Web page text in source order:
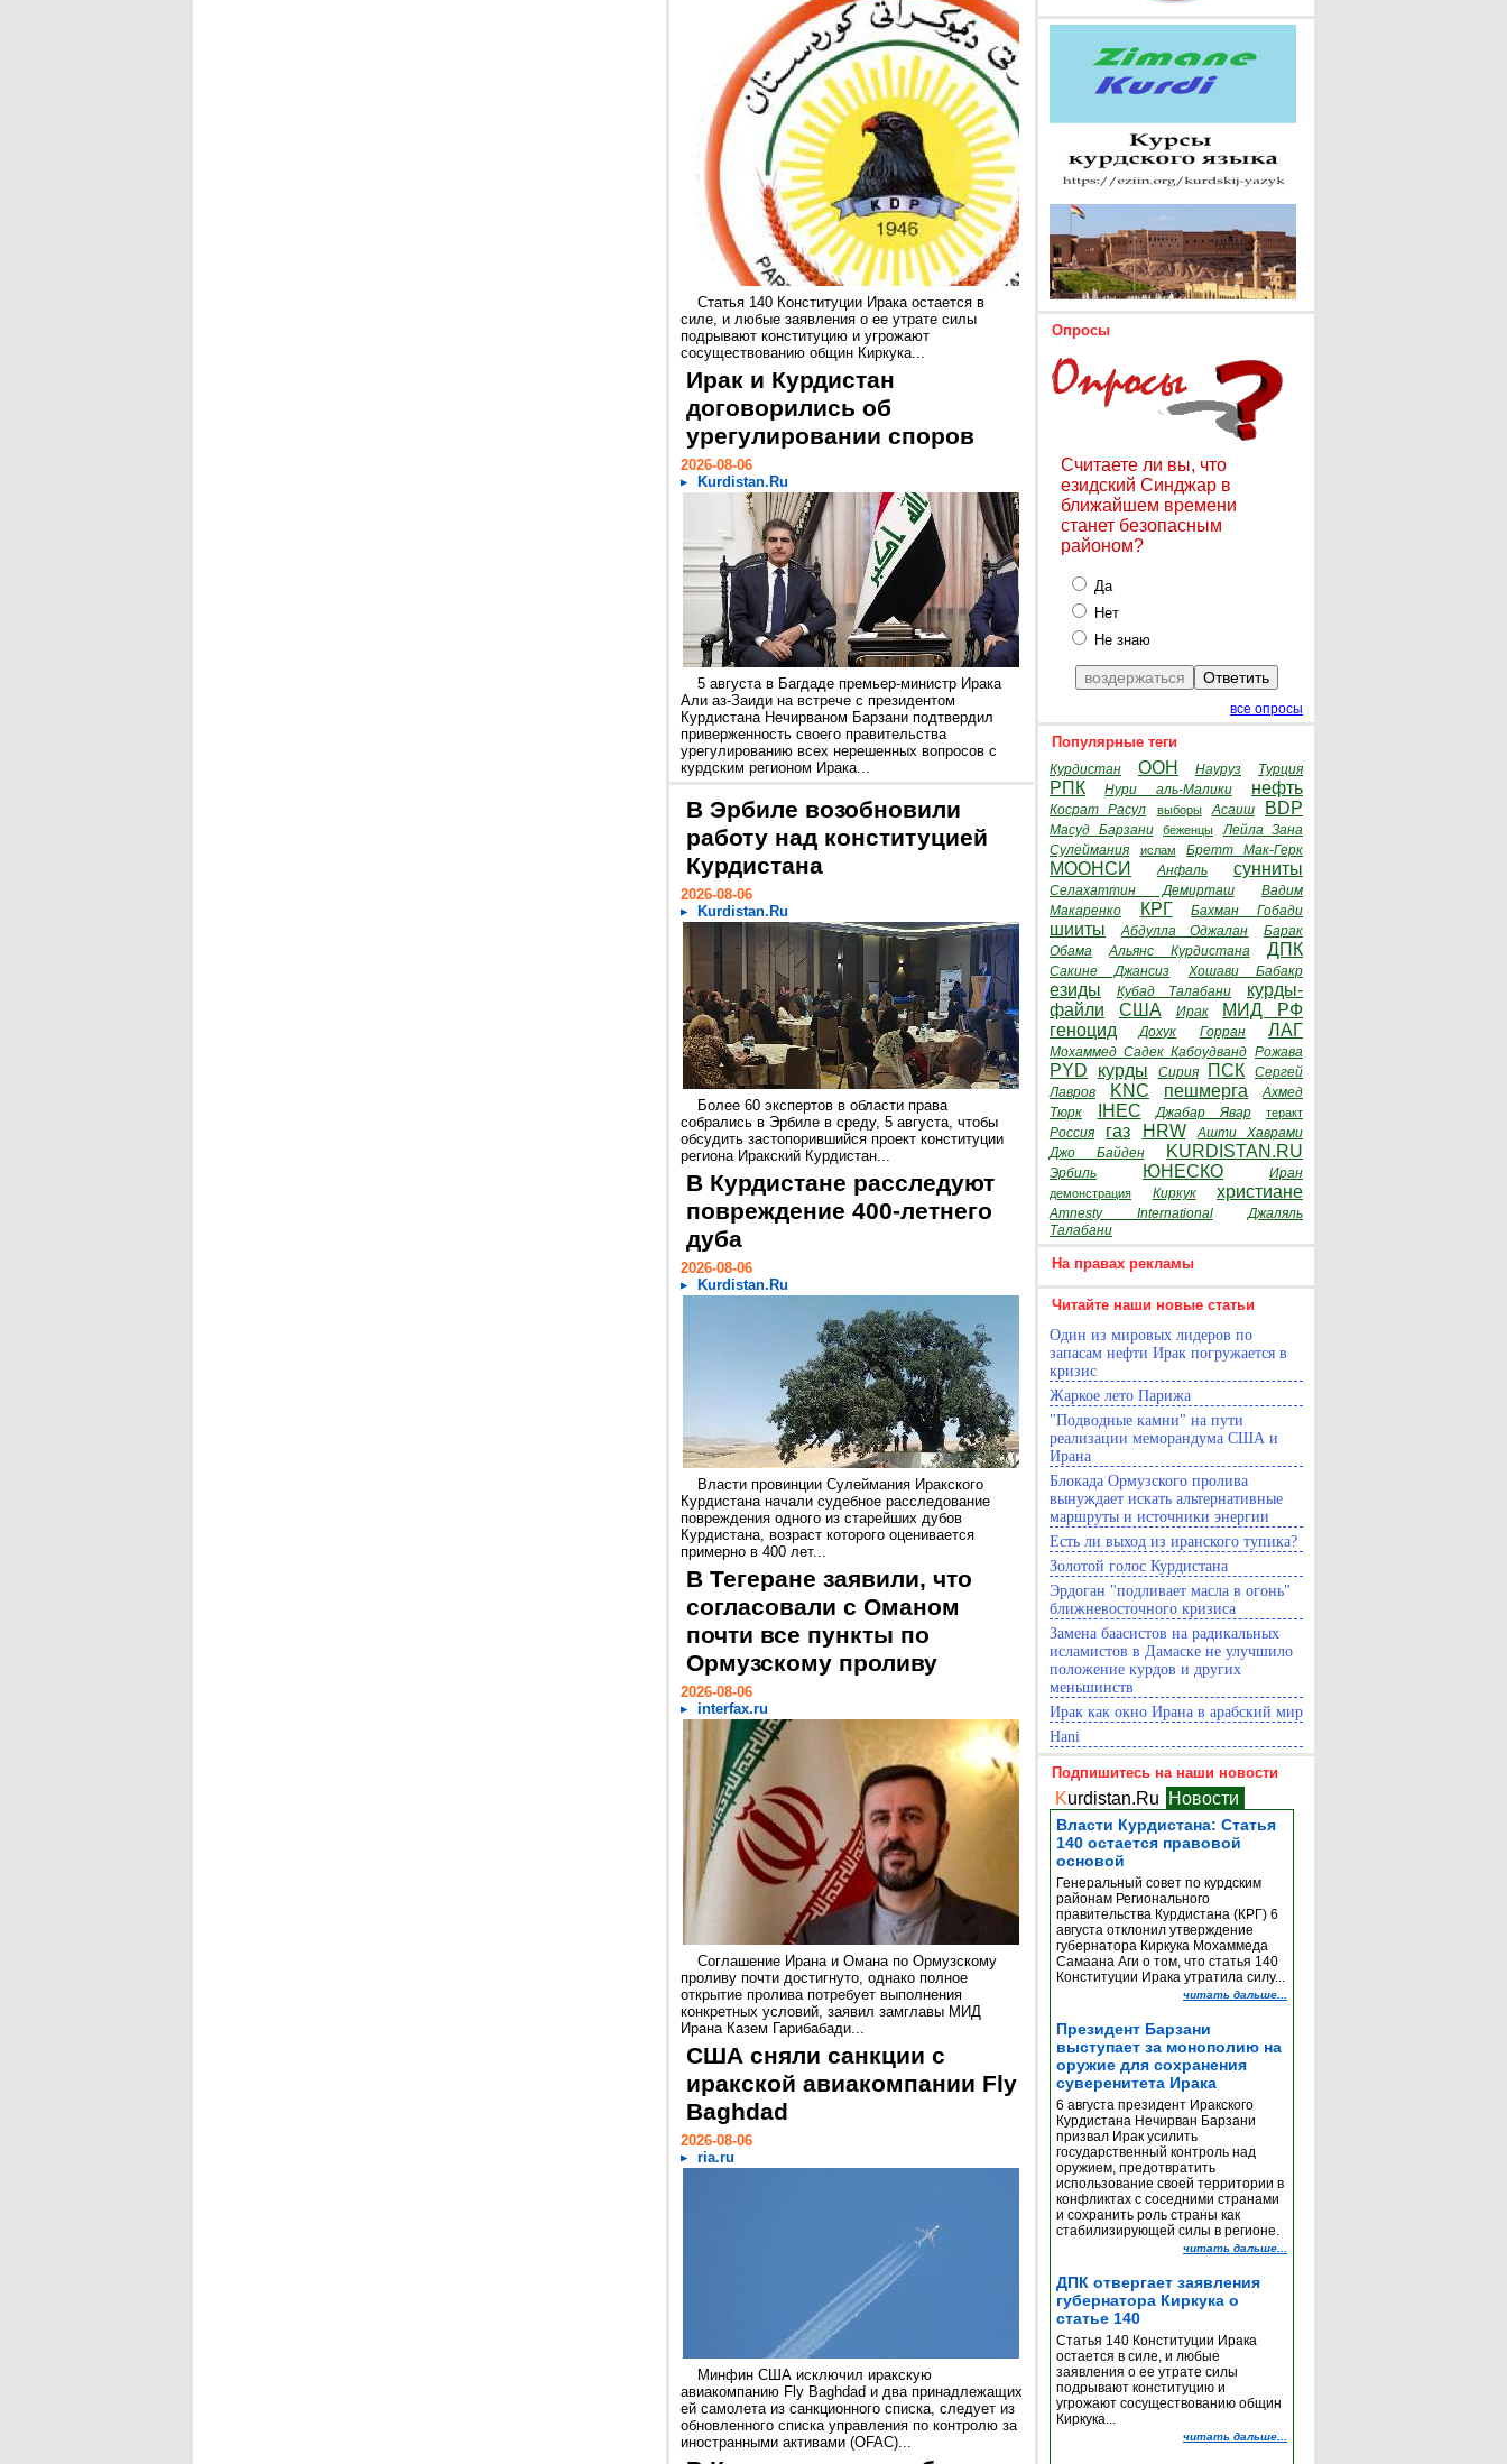
Статья 140 Конституции Ирака остается в
силе, и любые заявления о ее утрате силы
подрывают конституцию и угрожают
сосуществованию общин Киркука...
Ирак и Курдистан
договорились об
урегулировании споров
2026-08-06
Kurdistan.Ru
5 августа в Багдаде премьер-министр Ирака
Али аз-Заиди на встрече с президентом
Курдистана Нечирваном Барзани подтвердил
приверженность своего правительства
урегулированию всех нерешенных вопросов с
курдским регионом Ирака...
В Эрбиле возобновили
работу над конституцией
Курдистана
2026-08-06
Kurdistan.Ru
Более 60 экспертов в области права
собрались в Эрбиле в среду, 5 августа, чтобы
обсудить застопорившийся проект конституции
региона Иракский Курдистан...
В Курдистане расследуют
повреждение 400-летнего
дуба
2026-08-06
Kurdistan.Ru
Власти провинции Сулеймания Иракского
Курдистана начали судебное расследование
повреждения одного из старейших дубов
Курдистана, возраст которого оценивается
примерно в 400 лет...
В Тегеране заявили, что
согласовали с Оманом
почти все пункты по
Ормузскому проливу
2026-08-06
interfax.ru
Соглашение Ирана и Омана по Ормузскому
проливу почти достигнуто, однако полное
открытие пролива потребует выполнения
конкретных условий, заявил замглавы МИД
Ирана Казем Гарибабади...
США сняли санкции с
иракской авиакомпании Fly
Baghdad
2026-08-06
ria.ru
Минфин США исключил иракскую
авиакомпанию Fly Baghdad и два принадлежащих
ей самолета из санкционного списка, следует из
обновленного списка управления по контролю за
иностранными активами (OFAC)...
Опросы
Считаете ли вы, что
езидский Синджар в
ближайшем времени
станет безопасным
районом?
Да
Нет
Не знаю
все опросы
Популярные теги
Курдистан ООН Науруз Турция
РПК Нури аль-Малики нефть
Косрат Расул выборы Асаиш BDP
Масуд Барзани беженцы
Лейла Зана
Сулеймания
ислам Бретт Мак-Герк
МООНСИ Анфаль сунниты
Селахаттин Демирташ
Вадим
Макаренко
КРГ Бахман Гобади
шииты Абдулла Оджалан
Барак
Обама
Альянс Курдистана ДПК
Сакине Джансиз Хошави Бабакр
езиды Кубад Талабани
курды-
файли
США Ирак
МИД РФ
геноцид
Дохук Горран ЛАГ
Мохаммед Садек Кабоудванд Рожава
PYD курды Сирия ПСК
Сергей
Лавров
KNC пешмерга
Ахмед
Тюрк
IHEC Джабар Явар теракт
Россия газ HRW
Ашти Хаврами
Джо Байден
KURDISTAN.RU
Эрбиль ЮНЕСКО Иран
демонстрация Киркук христиане
Amnesty International
Джаляль
Талабани
На правах рекламы
Читайте наши новые статьи
Один из мировых лидеров по
запасам нефти Ирак погружается в
кризис
Жаркое лето Парижа
"Подводные камни" на пути
реализации меморандума США и
Ирана
Блокада Ормузского пролива
вынуждает искать альтернативные
маршруты и источники энергии
Есть ли выход из иранского тупика?
Золотой голос Курдистана
Эрдоган "подливает масла в огонь"
ближневосточного кризиса
Замена баасистов на радикальных
исламистов в Дамаске не улучшило
положение курдов и других
меньшинств
Ирак как окно Ирана в арабский мир
Hani
Подпишитесь на наши новости
Kurdistan.Ru Новости
Власти Курдистана: Статья
140 остается правовой
основой
Генеральный совет по курдским
районам Регионального
правительства Курдистана (КРГ) 6
августа отклонил утверждение
губернатора Киркука Мохаммеда
Самаана Аги о том, что статья 140
Конституции Ирака утратила силу...
читать дальше...
Президент Барзани
выступает за монополию на
оружие для сохранения
суверенитета Ирака
6 августа президент Иракского
Курдистана Нечирван Барзани
призвал Ирак усилить
государственный контроль над
оружием, предотвратить
использование своей территории в
конфликтах с соседними странами
и сохранить роль страны как
стабилизирующей силы в регионе.
читать дальше...
ДПК отвергает заявления
губернатора Киркука о
статье 140
Статья 140 Конституции Ирака
остается в силе, и любые
заявления о ее утрате силы
подрывают конституцию и
угрожают сосуществованию общин
Киркука...
читать дальше...